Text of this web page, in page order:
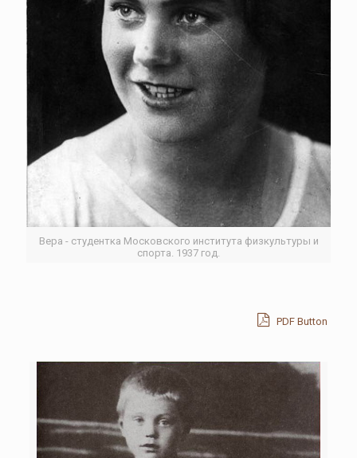
Вера - студентка Московского института физкультуры и
спорта. 1937 год.
PDF Button